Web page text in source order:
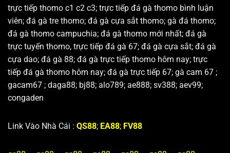
trực tiếp thomo c1 c2 c3; trực tiếp đá gà thomo bình luận
viên; đá gà tre thomo; đá gà cựa sắt thomo; gà đá thomo;
đá gà thomo campuchia; đá gà thomo mới nhất; đá gà
trực tuyến thomo, trực tiếp đá gà 67; đá gà cựa sắt; đá gà
cựa dao; đá gà 88; đá gà trực tiếp thomo hôm nay; trực
tiếp đá gà thomo hôm nay; đá gà trực tiếp 67; gà cam 67 ;
gacam67 ; daga88; bj88; alo789; ae888; sv388; aev99;
congaden
Link Vào Nhà Cái : QS88; EA88; FV88